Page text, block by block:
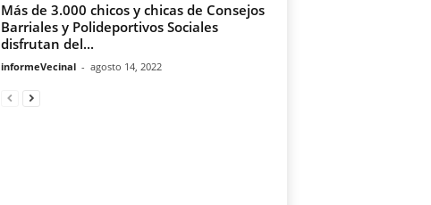
Más de 3.000 chicos y chicas de Consejos
Barriales y Polideportivos Sociales
disfrutan del...
informeVecinal - agosto 14, 2022